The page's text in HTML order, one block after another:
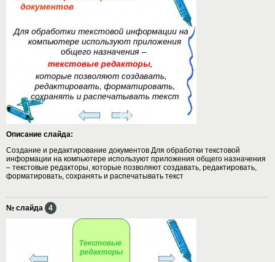
Описание слайда:
Создание и редактирование документов Для обработки текстовой
информации на компьютере используют приложения общего назначения
– текстовые редакторы, которые позволяют создавать, редактировать,
форматировать, сохранять и распечатывать текст
№ слайда 4